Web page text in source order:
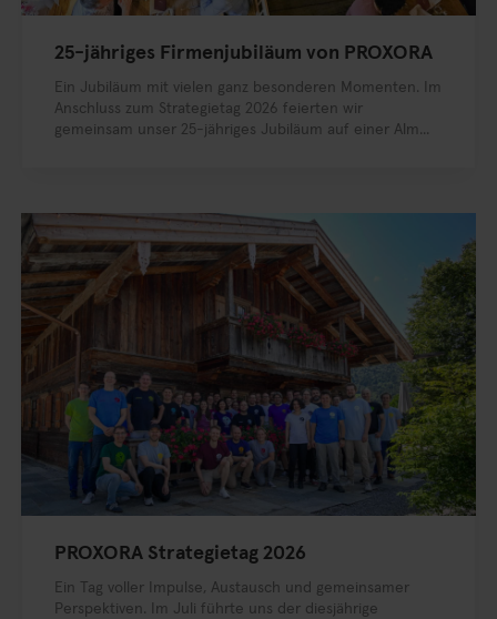
25-jähriges Firmenjubiläum von PROXORA
Ein Jubiläum mit vielen ganz besonderen Momenten. Im
Anschluss zum Strategietag 2026 feierten wir
gemeinsam unser 25-jähriges Jubiläum auf einer Alm...
PROXORA Strategietag 2026
Ein Tag voller Impulse, Austausch und gemeinsamer
Perspektiven. Im Juli führte uns der diesjährige